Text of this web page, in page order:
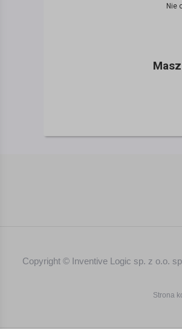
Nie
Copyright © Inventive Logic sp. z o.o.
Strona